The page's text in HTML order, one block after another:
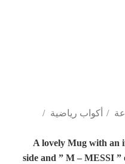
أكواب رياضية
A lovely Mug with an
side and ” M – MESSI